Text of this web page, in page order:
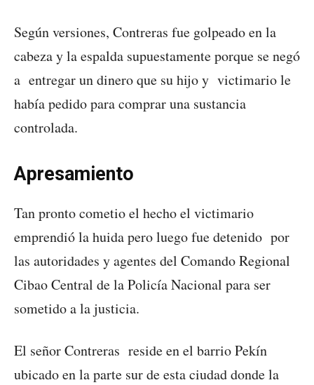
Según versiones, Contreras fue golpeado en la
cabeza y la espalda supuestamente porque se negó
a entregar un dinero que su hijo y victimario le
había pedido para comprar una sustancia
controlada.
Apresamiento
Tan pronto cometio el hecho el victimario
emprendió la huida pero luego fue detenido por
las autoridades y agentes del Comando Regional
Cibao Central de la Policía Nacional para ser
sometido a la justicia.
El señor Contreras reside en el barrio Pekín
ubicado en la parte sur de esta ciudad donde la